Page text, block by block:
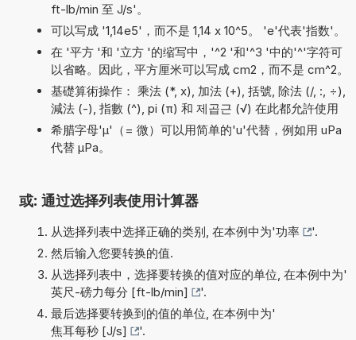
ft-lb/min 至 J/s'。
可以写成 '1,14e5'，而不是 1,14 x 10^5。 'e'代表'指数'。
在 '平方 '和 '立方 '的缩写中，'^2 '和'^3 '中的'^'字符可
以省略。因此，平方厘米可以写成 cm2，而不是 cm^2。
基礎算術操作： 乘法 (*, x), 加法 (+), 括號, 除法 (/, :, ÷),
減法 (-), 指數 (^), pi (π) 和 제곱근 (√) 在此都允許使用
希腊字母'µ'（= 微）可以用简单的'u'代替，例如用 uPa
代替 µPa。
或: 通过选择列表使用计算器
从选择列表中选择正确的类别, 在本例中为'功率
'.
然后输入您要转换的值.
从选择列表中，选择要转换的值对应的单位, 在本例中为'
英尺-磅力每分 [ft-lb/min]
'.
最后选择要转换到的值的单位, 在本例中为'
焦耳每秒 [J/s]
'.